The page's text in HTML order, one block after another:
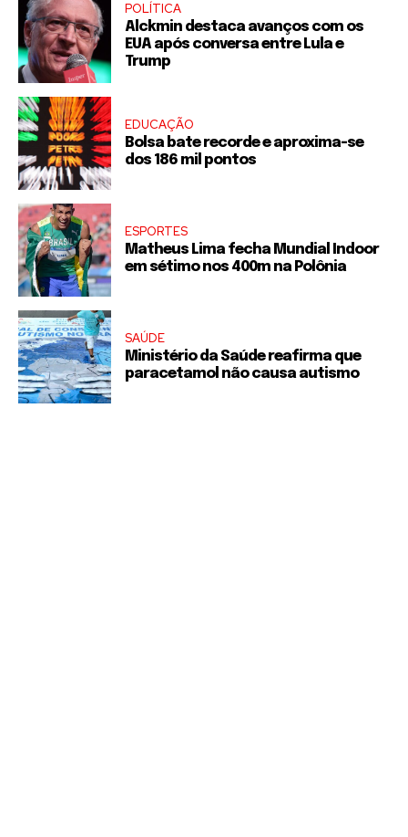
POLÍTICA
Alckmin destaca avanços com os
EUA após conversa entre Lula e
Trump
EDUCAÇÃO
Bolsa bate recorde e aproxima-se
dos 186 mil pontos
ESPORTES
Matheus Lima fecha Mundial Indoor
em sétimo nos 400m na Polônia
SAÚDE
Ministério da Saúde reafirma que
paracetamol não causa autismo